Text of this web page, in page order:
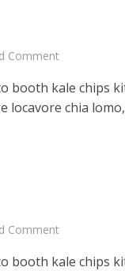
Comment
booth kale chips
locavore chia
Comment
booth kale chips